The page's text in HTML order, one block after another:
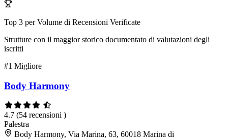
Top 3 per Volume di Recensioni Verificate
Strutture con il maggior storico documentato di valutazioni degli
iscritti
#1 Migliore
Body Harmony
4.7 (54 recensioni )
Palestra
Body Harmony, Via Marina, 63, 60018 Marina di